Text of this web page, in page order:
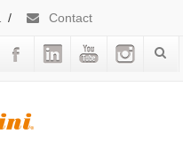
/ Contact